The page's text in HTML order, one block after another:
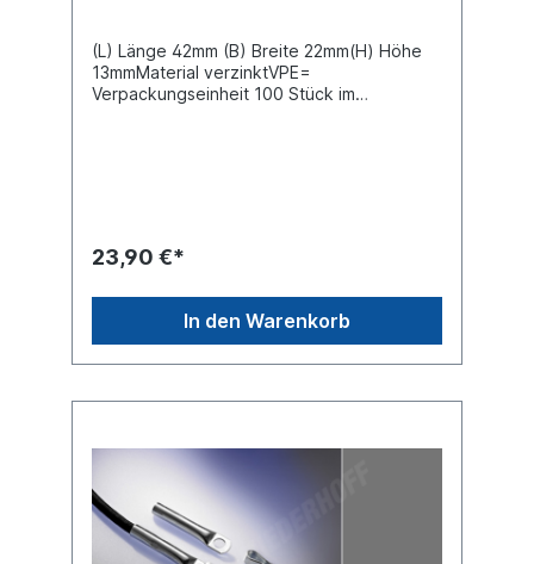
(L) Länge 42mm (B) Breite 22mm(H) Höhe
13mmMaterial verzinktVPE=
Verpackungseinheit 100 Stück im
23,90 €*
In den Warenkorb